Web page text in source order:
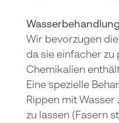
Wasserbehandlung
Wir bevorzugen
da sie einfacher zu
Chemikalien
Eine spezielle
Rippen mit
zu lassen (Fasern